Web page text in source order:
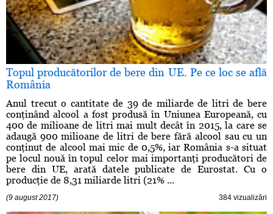
Topul producătorilor de bere din UE. Pe ce loc se află
România
Anul trecut o cantitate de 39 de miliarde de litri de bere
conţinând alcool a fost produsă în Uniunea Europeană, cu
400 de milioane de litri mai mult decât în 2015, la care se
adaugă 900 milioane de litri de bere fără alcool sau cu un
conţinut de alcool mai mic de 0,5%, iar România s-a situat
pe locul nouă în topul celor mai importanţi producători de
bere din UE, arată datele publicate de Eurostat. Cu o
producţie de 8,31 miliarde litri (21% ...
(9 august 2017) 384 vizualizări